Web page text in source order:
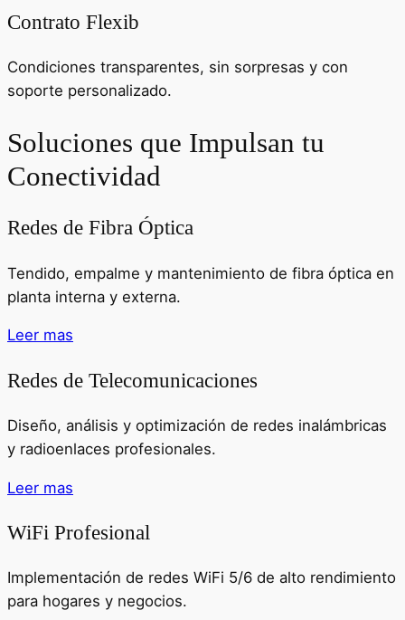
Contrato Flexib
Condiciones transparentes, sin sorpresas y con
soporte personalizado.
Soluciones que Impulsan tu
Conectividad
Redes de Fibra Óptica
Tendido, empalme y mantenimiento de fibra óptica en
planta interna y externa.
Leer mas
Redes de Telecomunicaciones
Diseño, análisis y optimización de redes inalámbricas
y radioenlaces profesionales.
Leer mas
WiFi Profesional
Implementación de redes WiFi 5/6 de alto rendimiento
para hogares y negocios.